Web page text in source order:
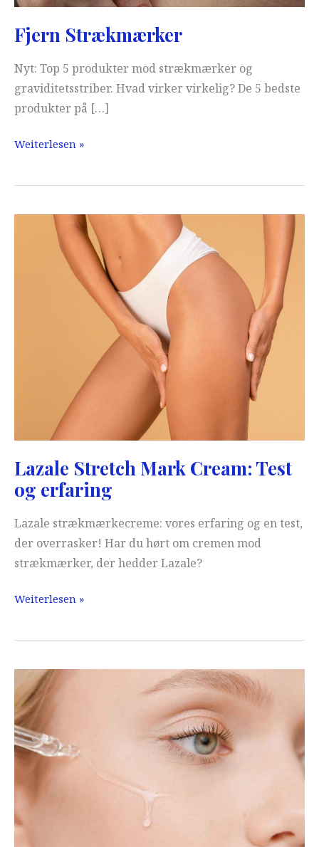
Fjern Strækmærker
Nyt: Top 5 produkter mod strækmærker og
graviditetsstriber. Hvad virker virkelig? De 5 bedste
produkter på […]
Fjern
Weiterlesen »
Lazale Stretch Mark Cream: Test
og erfaring
Lazale strækmærkecreme: vores erfaring og en test,
der overrasker! Har du hørt om cremen mod
strækmærker, der hedder Lazale?
Lazale
Mark
og
erfaring
Weiterlesen »